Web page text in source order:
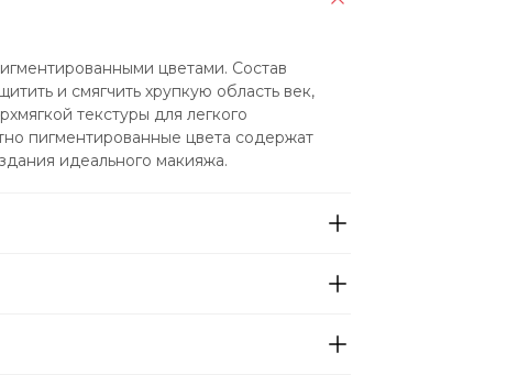
цветами. Состав
и смягчить хрупкую область век,
текстуры для легкого
пигментированные цвета содержат
идеального макияжа.